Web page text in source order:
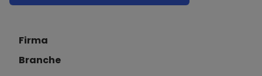
Firma
Branche